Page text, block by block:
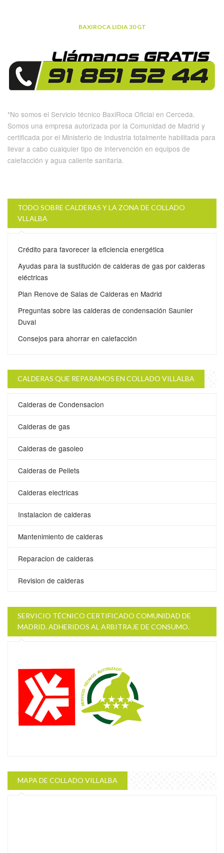
BAXIROCA LIDIA 30 GT
*No somos el Servicio técnico BaxiRoca Oficial en Cerceda.
Somos una empresa autorizada por la Comunidad de Madrid y
certificada por el Ministerio de Industria totalmente habilitada para
llevar a cabo cualquier tipo de intervención en equipos de
calefacción y agua caliente sanitaria.
TODO SOBRE CALDERAS Y LA ZONA DE COLLADO
VLLALBA
Crédito para favorecer la eficiencia energética
Ayudas para la sustitución de calderas de gas por calderas
eléctricas
Plan Renove de Salas de Calderas en Madrid
Preguntas sobre las calderas de condensación Saunier
Duval
Consejos para ahorrar en calefacción
CALDERAS QUE REPARAMOS EN COLLADO VILLALBA
Calderas de Condensacion
Calderas de gas
Calderas de gasoleo
Calderas de Pellets
Calderas electricas
Instalacion de calderas
Mantenimiento de calderas
Reparacion de calderas
Revision de calderas
SERVICIO TÉCNICO CERTIFICADO COMUNIDAD DE
MADRID. ADHERIDOS AL ARBITRAJE DE CONSUMO.
MAPA DE COLLADO VILLALBA